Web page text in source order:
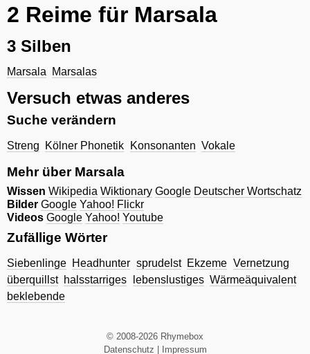
2 Reime für Marsala
3 Silben
Marsala Marsalas
Versuch etwas anderes
Suche verändern
Streng Kölner Phonetik Konsonanten Vokale
Mehr über Marsala
Wissen Wikipedia Wiktionary Google Deutscher Wortschatz
Bilder Google Yahoo! Flickr
Videos Google Yahoo! Youtube
Zufällige Wörter
Siebenlinge Headhunter sprudelst Ekzeme Vernetzung
überquillst halsstarriges lebenslustiges Wärmeäquivalent
beklebende
© 2008-2026 Rhymebox
Datenschutz
Impressum